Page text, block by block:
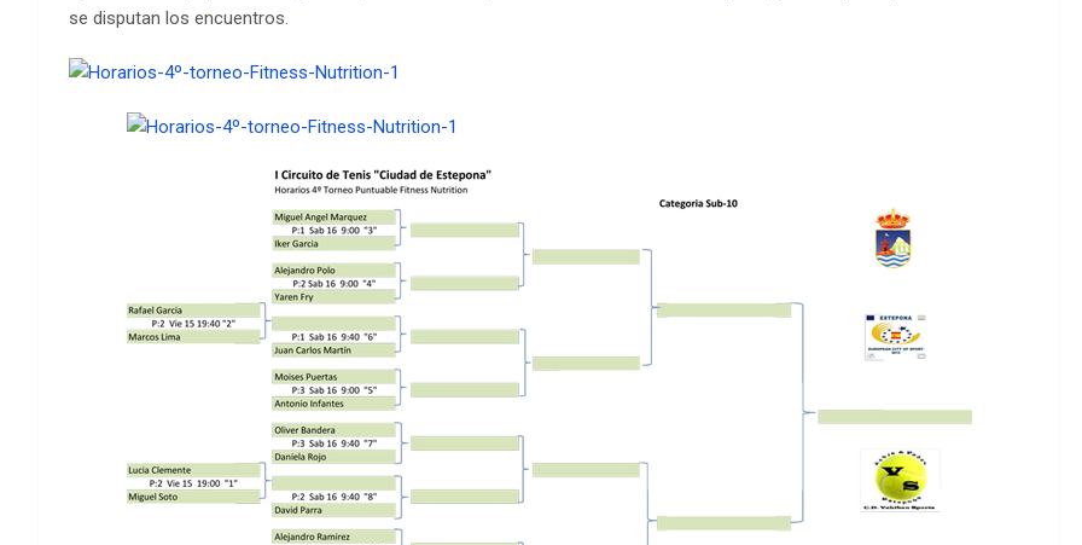
se disputan los encuentros.